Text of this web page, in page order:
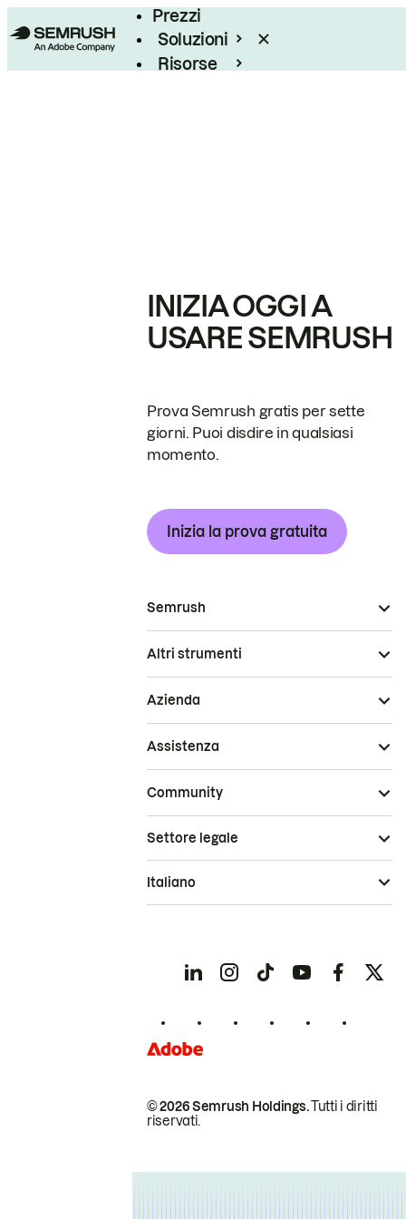
Prezzi
Soluzioni
Risorse
INIZIA OGGI A
USARE SEMRUSH
Prova Semrush gratis per sette
giorni. Puoi disdire in qualsiasi
momento.
Inizia la prova gratuita
Semrush
Altri strumenti
Azienda
Assistenza
Community
© 2026 Semrush Holdings.Tutti i diritti
riservati.
Settore legale
Italiano